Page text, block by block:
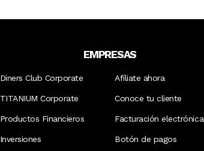
EMPRESAS
Diners Club Corporate
TITANIUM Corporate
Productos Financieros
Inversiones
Afíliate ahora
Conoce tu cliente
Facturación electrónica
Botón de pagos